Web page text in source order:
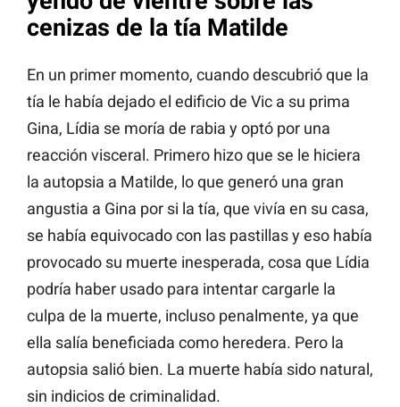
cenizas de la tía Matilde
En un primer momento, cuando descubrió que la
tía le había dejado el edificio de Vic a su prima
Gina, Lídia se moría de rabia y optó por una
reacción visceral. Primero hizo que se le hiciera
la autopsia a Matilde, lo que generó una gran
angustia a Gina por si la tía, que vivía en su casa,
se había equivocado con las pastillas y eso había
provocado su muerte inesperada, cosa que Lídia
podría haber usado para intentar cargarle la
culpa de la muerte, incluso penalmente, ya que
ella salía beneficiada como heredera. Pero la
autopsia salió bien. La muerte había sido natural,
sin indicios de criminalidad.